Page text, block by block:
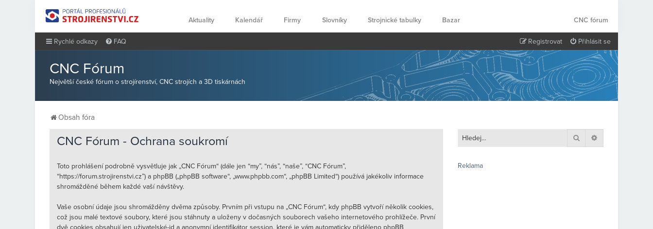
Aktuality Kalendář Firmy Slovníky Strojnické tabulky Bazar CNC fórum
Rychlé odkazy FAQ Přihlásit se
Registrovat
CNC Fórum
Největší české fórum o strojírenství, CNC strojích a 3D tiskárnách
Obsah fóra
CNC Fórum - Ochrana soukromí
Toto prohlášení podrobně vysvětluje jak „CNC Fórum“ (dále jen “my”, “nás”, “naše”, “CNC Fórum”,
“https://forum.strojirenstvi.cz”) a phpBB („phpBB software“, „www.phpbb.com“, „phpBB Limited“) používá jakékoliv informace
shromážděné během každé vaší návštěvy.
Vaše osobní údaje jsou shromážděny dvěma způsoby. Prvním při vstupu na „CNC Fórum“, kdy phpBB vytvoří několik cookies,
což jsou malé textové soubory, které jsou stáhnuty a uloženy v dočasných souborech vašeho internetového prohlížeče. První
dvě cookies obsahují jen uživatelské-id a anonymní identifikátor session, které je vám automaticky přiděleno phpBB
Hledat
Reklama